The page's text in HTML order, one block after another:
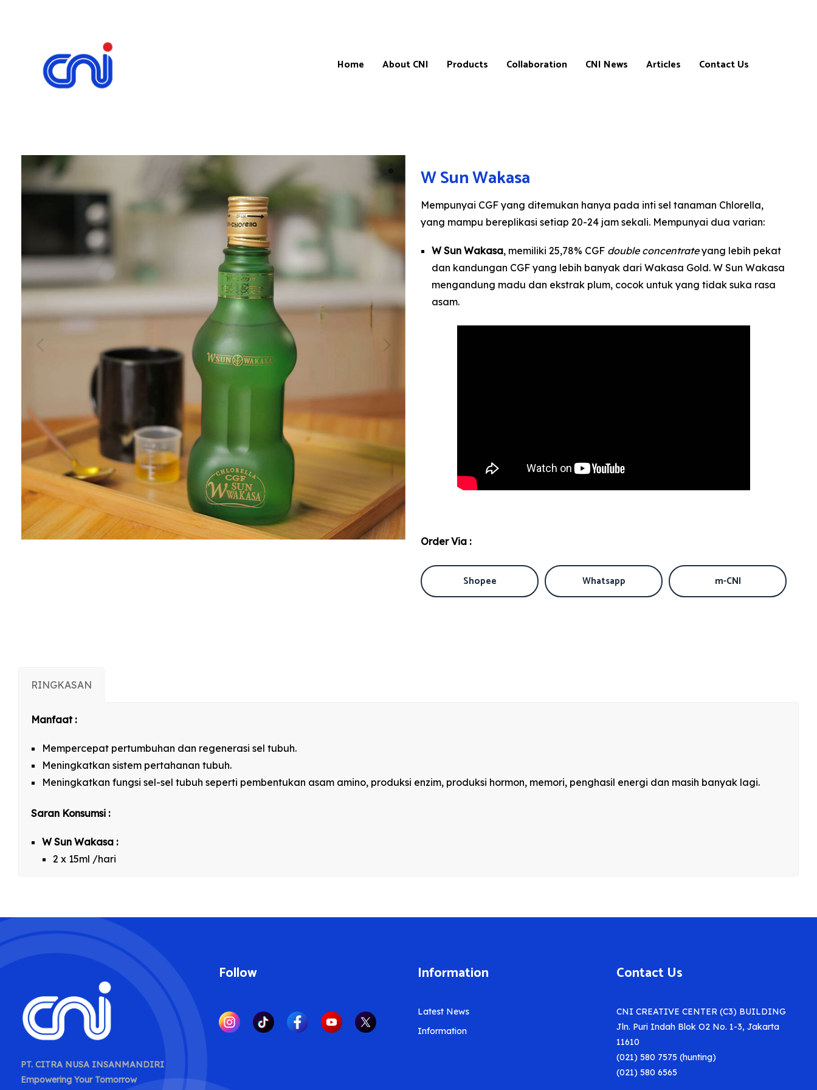
Home About CNI Products
Catalogue
&
List
Product
Collaboration
Store
CNI-
Partner
Affiliate
Program
CNI News Articles Contact Us
W Sun Wakasa
Mempunyai CGF yang ditemukan hanya pada inti sel tanaman Chlorella,
yang mampu bereplikasi setiap 20-24 jam sekali. Mempunyai dua varian:
W Sun Wakasa, memiliki 25,78% CGF double concentrateyang lebih pekat
dan kandungan CGF yang lebih banyak dari Wakasa Gold. W Sun Wakasa
mengandung madu dan ekstrak plum, cocok untuk yang tidak suka rasa
asam.
Order Via :
Shopee Whatsapp m-CNI
RINGKASAN
Manfaat :
Mempercepat pertumbuhan dan regenerasi sel tubuh.
Meningkatkan sistem pertahanan tubuh.
Meningkatkan fungsi sel-sel tubuh seperti pembentukan asam amino, produksi enzim, produksi hormon, memori, penghasil energi dan masih banyak lagi.
Saran Konsumsi :
W Sun Wakasa :
2 x 15ml /hari
PT. CITRA NUSA INSANMANDIRI
Empowering Your Tomorrow
Follow Information
Latest News
Information
Contact Us
CNI CREATIVE CENTER (C3) BUILDING
Jln. Puri Indah Blok O2 No. 1-3, Jakarta
11610
(021) 580 7575 (hunting)
(021) 580 6565